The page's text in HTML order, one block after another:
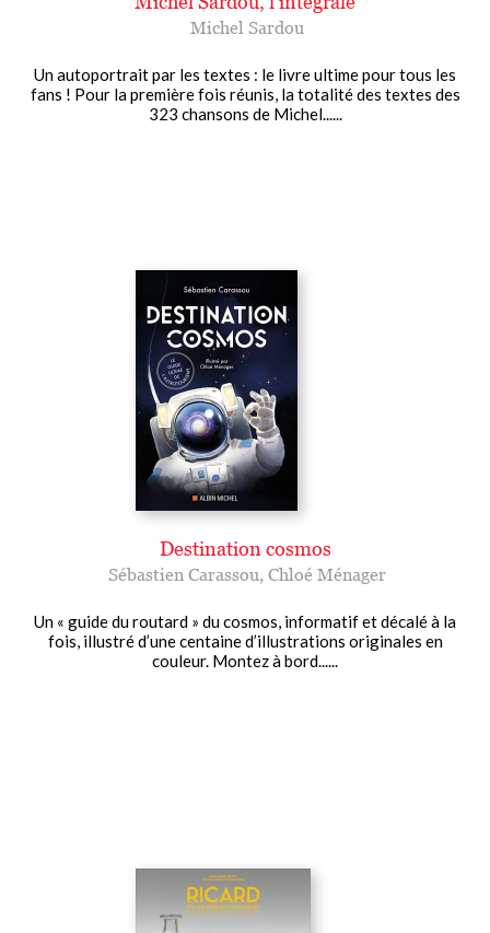
Michel Sardou
Un autoportrait par les textes : le livre ultime pour tous les
fans ! Pour la première fois réunis, la totalité des textes des
323 chansons de Michel......
Destination cosmos
Sébastien Carassou, Chloé Ménager
Un « guide du routard » du cosmos, informatif et décalé à la
fois, illustré d’une centaine d’illustrations originales en
couleur. Montez à bord......